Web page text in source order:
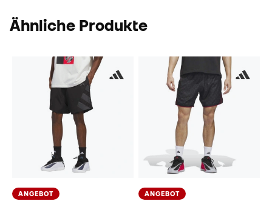
Ähnliche Produkte
ANGEBOT ANGEBOT